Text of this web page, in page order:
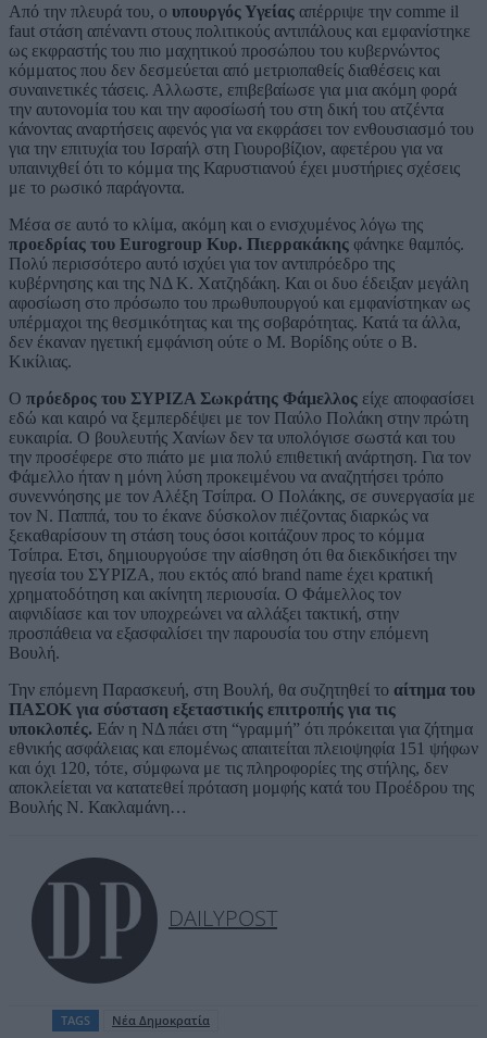
Από την πλευρά του, ο υπουργός Υγείας απέρριψε την comme il
faut στάση απέναντι στους πολιτικούς αντιπάλους και εμφανίστηκε
ως εκφραστής του πιο μαχητικού προσώπου του κυβερνώντος
κόμματος που δεν δεσμεύεται από μετριοπαθείς διαθέσεις και
συναινετικές τάσεις. Αλλωστε, επιβεβαίωσε για μια ακόμη φορά
την αυτονομία του και την αφοσίωσή του στη δική του ατζέντα
κάνοντας αναρτήσεις αφενός για να εκφράσει τον ενθουσιασμό του
για την επιτυχία του Ισραήλ στη Γιουροβίζιον, αφετέρου για να
υπαινιχθεί ότι το κόμμα της Καρυστιανού έχει μυστήριες σχέσεις
με το ρωσικό παράγοντα.
Μέσα σε αυτό το κλίμα, ακόμη και ο ενισχυμένος λόγω της
προεδρίας του Eurogroup Κυρ. Πιερρακάκης φάνηκε θαμπός.
Πολύ περισσότερο αυτό ισχύει για τον αντιπρόεδρο της
κυβέρνησης και της ΝΔ Κ. Χατζηδάκη. Και οι δυο έδειξαν μεγάλη
αφοσίωση στο πρόσωπο του πρωθυπουργού και εμφανίστηκαν ως
υπέρμαχοι της θεσμικότητας και της σοβαρότητας. Κατά τα άλλα,
δεν έκαναν ηγετική εμφάνιση ούτε ο Μ. Βορίδης ούτε ο Β.
Κικίλιας.
Ο πρόεδρος του ΣΥΡΙΖΑ Σωκράτης Φάμελλος είχε αποφασίσει
εδώ και καιρό να ξεμπερδέψει με τον Παύλο Πολάκη στην πρώτη
ευκαιρία. Ο βουλευτής Χανίων δεν τα υπολόγισε σωστά και του
την προσέφερε στο πιάτο με μια πολύ επιθετική ανάρτηση. Για τον
Φάμελλο ήταν η μόνη λύση προκειμένου να αναζητήσει τρόπο
συνεννόησης με τον Αλέξη Τσίπρα. Ο Πολάκης, σε συνεργασία με
τον Ν. Παππά, του το έκανε δύσκολον πιέζοντας διαρκώς να
ξεκαθαρίσουν τη στάση τους όσοι κοιτάζουν προς το κόμμα
Τσίπρα. Ετσι, δημιουργούσε την αίσθηση ότι θα διεκδικήσει την
ηγεσία του ΣΥΡΙΖΑ, που εκτός από brand name έχει κρατική
χρηματοδότηση και ακίνητη περιουσία. Ο Φάμελλος τον
αιφνιδίασε και τον υποχρεώνει να αλλάξει τακτική, στην
προσπάθεια να εξασφαλίσει την παρουσία του στην επόμενη
Βουλή.
Την επόμενη Παρασκευή, στη Βουλή, θα συζητηθεί το αίτημα του
ΠΑΣΟΚ για σύσταση εξεταστικής επιτροπής για τις
υποκλοπές. Εάν η ΝΔ πάει στη “γραμμή” ότι πρόκειται για ζήτημα
εθνικής ασφάλειας και επομένως απαιτείται πλειοψηφία 151 ψήφων
και όχι 120, τότε, σύμφωνα με τις πληροφορίες της στήλης, δεν
αποκλείεται να κατατεθεί πρόταση μομφής κατά του Προέδρου της
Βουλής Ν. Κακλαμάνη…
DAILYPOST
TAGS Νέα Δημοκρατία